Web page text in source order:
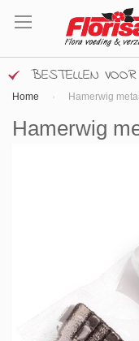
naar
inhoud
BESTELLEN
Home Hamerwig
Hamerwig